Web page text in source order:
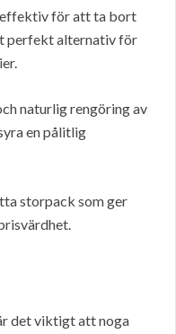
för att ta bort
perfekt alternativ för
naturlig rengöring av
en pålitlig
storpack som ger
det viktigt att noga